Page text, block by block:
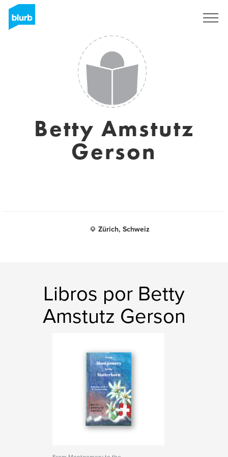
Betty Amstutz
Gerson
Zürich, Schweiz
Libros por Betty
Amstutz Gerson